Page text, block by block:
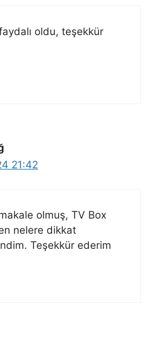
oldu, teşekkür
21:42
olmuş, TV Box
nelere dikkat
Teşekkür ederim